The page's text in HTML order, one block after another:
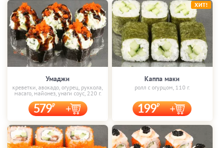
Умаджи
креветки, авокадо, огурец, руккола,
масаго, майонез, унаги соус, 220 г.
579
Каппа маки
ролл с огурцом, 110 г.
199
ХИТ!